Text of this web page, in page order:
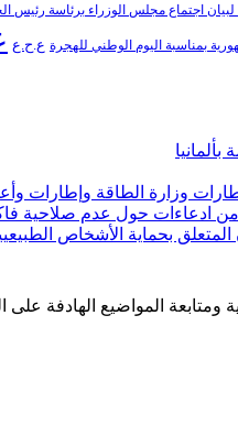
اجتماع مجلس الوزراء برئاسة رئيس
بمناسبة اليوم الوطني للهجرة ع.ح.ع
وزارة الطاقة وإطارات
من ادعاءات حول عدم صلاحية
المتعلق بحماية الأشخاص
ومتابعة المواضيع الهادفة